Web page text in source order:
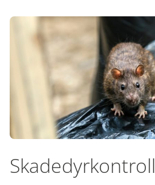
Skadedyrkontroll